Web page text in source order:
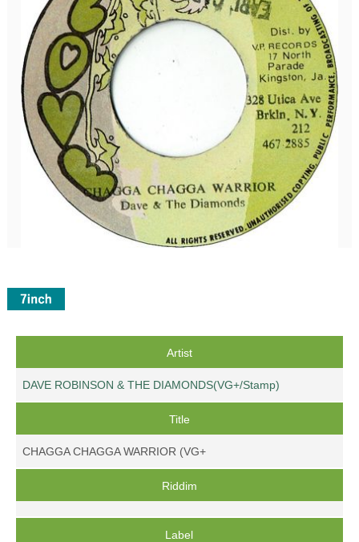
Artist
DAVE ROBINSON & THE DIAMONDS(VG+/Stamp)
Title
CHAGGA CHAGGA WARRIOR (VG+
Riddim
Label